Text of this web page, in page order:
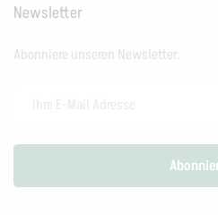
Newsletter
Abonniere unseren Newsletter.